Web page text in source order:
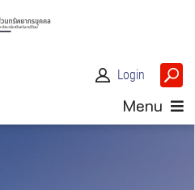
Login
Menu